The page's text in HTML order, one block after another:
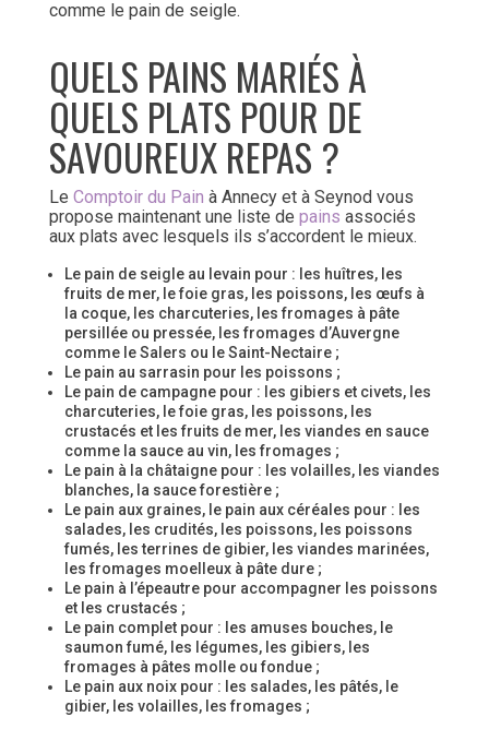
comme le pain de seigle.
QUELS PAINS MARIÉS À
QUELS PLATS POUR DE
SAVOUREUX REPAS ?
Le Comptoir du Pain à Annecy et à Seynod vous
propose maintenant une liste de pains associés
aux plats avec lesquels ils s’accordent le mieux.
Le pain de seigle au levain pour : les huîtres, les
fruits de mer, le foie gras, les poissons, les œufs à
la coque, les charcuteries, les fromages à pâte
persillée ou pressée, les fromages d’Auvergne
comme le Salers ou le Saint-Nectaire ;
Le pain au sarrasin pour les poissons ;
Le pain de campagne pour : les gibiers et civets, les
charcuteries, le foie gras, les poissons, les
crustacés et les fruits de mer, les viandes en sauce
comme la sauce au vin, les fromages ;
Le pain à la châtaigne pour : les volailles, les viandes
blanches, la sauce forestière ;
Le pain aux graines, le pain aux céréales pour : les
salades, les crudités, les poissons, les poissons
fumés, les terrines de gibier, les viandes marinées,
les fromages moelleux à pâte dure ;
Le pain à l’épeautre pour accompagner les poissons
et les crustacés ;
Le pain complet pour : les amuses bouches, le
saumon fumé, les légumes, les gibiers, les
fromages à pâtes molle ou fondue ;
Le pain aux noix pour : les salades, les pâtés, le
gibier, les volailles, les fromages ;